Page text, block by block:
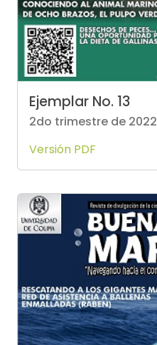
Ejemplar No. 13
2do trimestre de 2022
Versión PDF